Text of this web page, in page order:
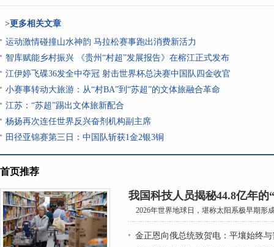
>更多相关文章
运动激情碰撞山水神韵 马拉松赛事跑出消费新活力
智库赋能乡村振兴 《贵州“村超”发展报告》在榕江正式发布
江伊婷飞碟36发全中夺冠 射击世界杯总决赛中国队四金收官
小赛事转动大旅游：从“村BA”到“苏超”的文体旅融合革命
江苏：“苏超”踢出文体旅新配合
杨扬再次连任世界反兴奋剂机构副主席
田径亚锦赛第三日：中国队斩获1金2银3铜
首页推荐
我国科技人员揭秘44.8亿年的
2026年世界地球日，堪称太阳系极早期形
金正恩向俄总统致贺电：平壤始终